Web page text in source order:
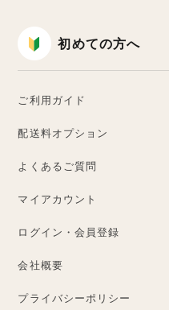
初めての方へ
ご利用ガイド
配送料オプション
よくあるご質問
マイアカウント
ログイン・会員登録
会社概要
プライバシーポリシー